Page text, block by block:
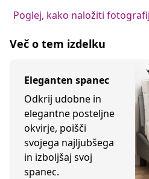
Poglej, kako naložiti
Več o tem izdelku
Eleganten spanec
Odkrij udobne in
elegantne posteljne
okvirje, poišči
svojega najljubšega
in izboljšaj svoj
spanec.